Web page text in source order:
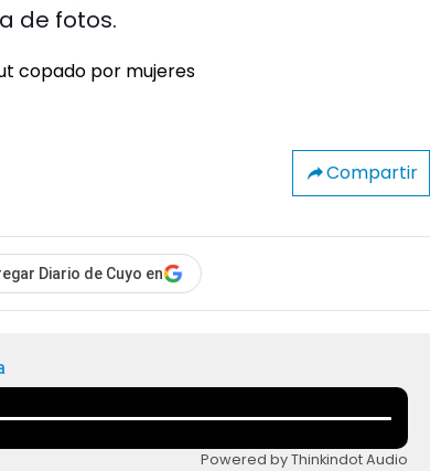
de fotos.
Compartir
Diario de Cuyo en
Powered by Thinkindot Audio